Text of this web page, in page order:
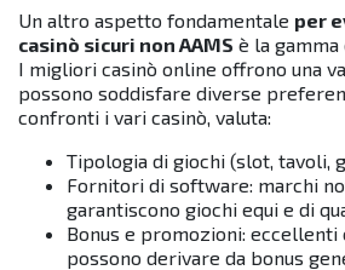
Un altro aspetto fondamentale per
casinò sicuri non AAMS è la
I migliori casinò online offrono una
possono soddisfare diverse
confronti i vari casinò, valuta:
Tipologia di giochi (slot, tavoli,
Fornitori di software: marchi
garantiscono giochi equi e di
Bonus e promozioni:
possono derivare da bonus